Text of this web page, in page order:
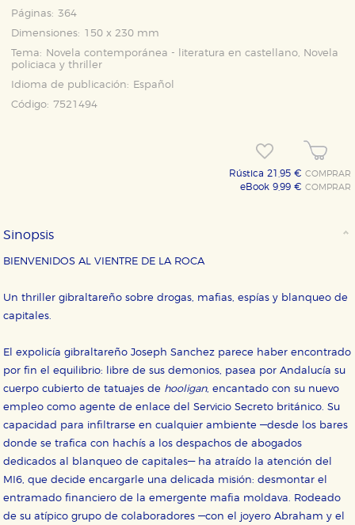
Páginas: 364
Dimensiones: 150 x 230 mm
Tema:
Novela contemporánea - literatura en castellano, Novela
policiaca y thriller
Idioma de publicación:
Español
Código: 7521494
Rústica 21,95 €COMPRAR
eBook 9,99 €COMPRAR
Sinopsis
BIENVENIDOS AL VIENTRE DE LA ROCA
Un thriller gibraltareño sobre drogas, mafias, espías y blanqueo de
capitales.
El expolicía gibraltareño Joseph Sanchez parece haber encontrado
por fin el equilibrio: libre de sus demonios, pasea por Andalucía su
cuerpo cubierto de tatuajes de hooligan, encantado con su nuevo
empleo como agente de enlace del Servicio Secreto británico. Su
capacidad para infiltrarse en cualquier ambiente —desde los bares
donde se trafica con hachís a los despachos de abogados
dedicados al blanqueo de capitales— ha atraído la atención del
MI6, que decide encargarle una delicada misión: desmontar el
entramado financiero de la emergente mafia moldava. Rodeado
de su atípico grupo de colaboradores —con el joyero Abraham y el